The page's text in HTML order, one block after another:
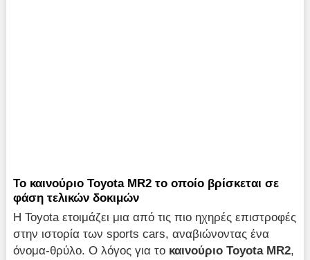
Το καινούριο Toyota MR2 το οποίο βρίσκεται σε
φάση τελικών δοκιμών
Η Toyota ετοιμάζει μια από τις πιο ηχηρές επιστροφές
στην ιστορία των sports cars, αναβιώνοντας ένα
όνομα-θρύλο. Ο λόγος για το καινούριο Toyota MR2,